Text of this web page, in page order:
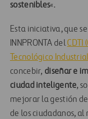
sostenibles«.
Esta iniciativa, que
INNPRONTA delCDTI
Tecnológico
concebir, diseñar e
ciudad inteligente,
mejorar la gestión
de los ciudadanos,